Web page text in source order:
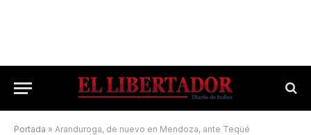
Portada » Aranduroga, de nuevo en Mendoza, ante Teqüé